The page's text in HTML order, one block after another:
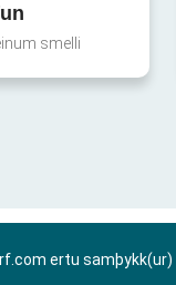
smelli
ertu samþykk(ur)